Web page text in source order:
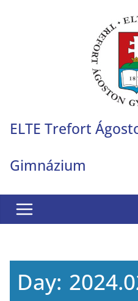
ELTE Trefort
Gimnázium
Day: